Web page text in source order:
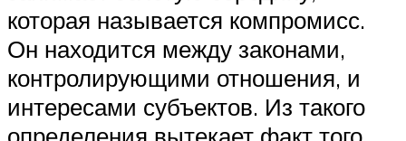
которая называется компромисс.
Он находится между законами,
контролирующими отношения, и
интересами субъектов. Из такого
определения вытекает факт того,